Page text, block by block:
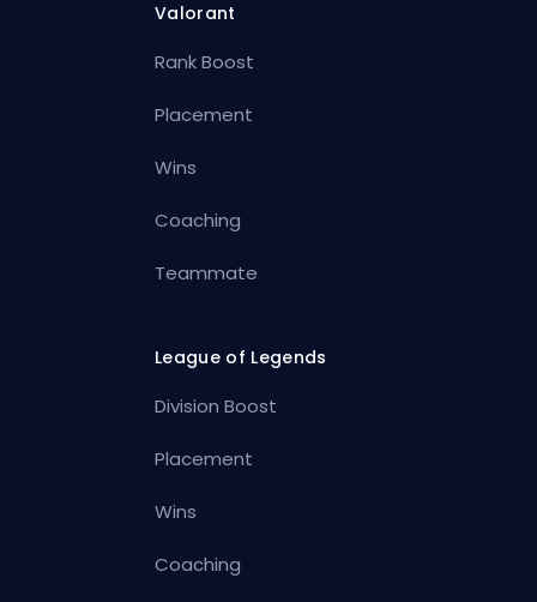
Valorant
Rank Boost
Placement
Wins
Coaching
Teammate
League of Legends
Division Boost
Placement
Wins
Coaching